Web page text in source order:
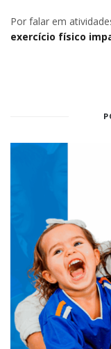
Por falar em
exercício físico